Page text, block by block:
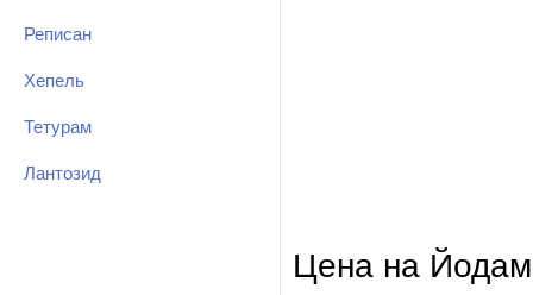
Реписан
Хепель
Тетурам
Лантозид
Цена на